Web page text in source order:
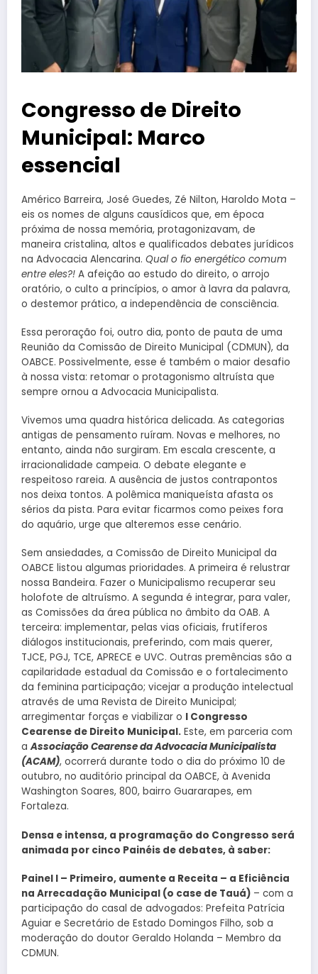
Congresso de Direito
Municipal: Marco
essencial
Américo Barreira, José Guedes, Zé Nilton, Haroldo Mota –
eis os nomes de alguns causídicos que, em época
próxima de nossa memória, protagonizavam, de
maneira cristalina, altos e qualificados debates jurídicos
na Advocacia Alencarina. Qual o fio energético comum
entre eles?! A afeição ao estudo do direito, o arrojo
oratório, o culto a princípios, o amor à lavra da palavra,
o destemor prático, a independência de consciência.
Essa peroração foi, outro dia, ponto de pauta de uma
Reunião da Comissão de Direito Municipal (CDMUN), da
OABCE. Possivelmente, esse é também o maior desafio
à nossa vista: retomar o protagonismo altruísta que
sempre ornou a Advocacia Municipalista.
Vivemos uma quadra histórica delicada. As categorias
antigas de pensamento ruíram. Novas e melhores, no
entanto, ainda não surgiram. Em escala crescente, a
irracionalidade campeia. O debate elegante e
respeitoso rareia. A ausência de justos contrapontos
nos deixa tontos. A polêmica maniqueísta afasta os
sérios da pista. Para evitar ficarmos como peixes fora
do aquário, urge que alteremos esse cenário.
Sem ansiedades, a Comissão de Direito Municipal da
OABCE listou algumas prioridades. A primeira é relustrar
nossa Bandeira. Fazer o Municipalismo recuperar seu
holofote de altruísmo. A segunda é integrar, para valer,
as Comissões da área pública no âmbito da OAB. A
terceira: implementar, pelas vias oficiais, frutíferos
diálogos institucionais, preferindo, com mais querer,
TJCE, PGJ, TCE, APRECE e UVC. Outras premências são a
capilaridade estadual da Comissão e o fortalecimento
da feminina participação; vicejar a produção intelectual
através de uma Revista de Direito Municipal;
arregimentar forças e viabilizar o I Congresso
Cearense de Direito Municipal. Este, em parceria com
aAssociação Cearense da Advocacia Municipalista
(ACAM), ocorrerá durante todo o dia do próximo 10 de
outubro, no auditório principal da OABCE, à Avenida
Washington Soares, 800, bairro Guararapes, em
Fortaleza.
Densa e intensa, a programação do Congresso será
animada por cinco Painéis de debates, à saber:
Painel I – Primeiro, aumente a Receita – a Eficiência
na Arrecadação Municipal (o case de Tauá) – com a
participação do casal de advogados: Prefeita Patrícia
Aguiar e Secretário de Estado Domingos Filho, sob a
moderação do doutor Geraldo Holanda – Membro da
CDMUN.